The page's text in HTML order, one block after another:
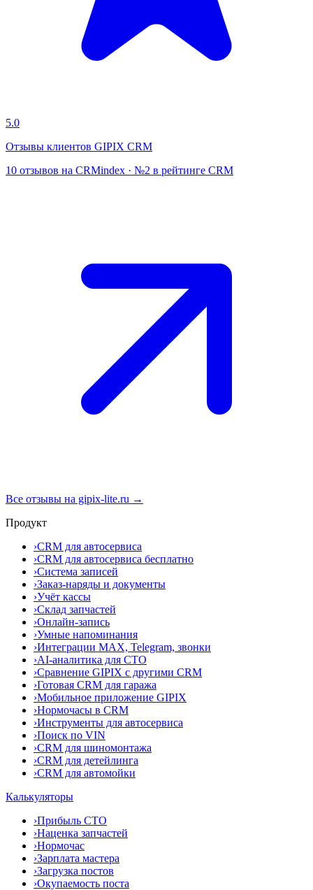
5.0
Отзывы клиентов GIPIX CRM
10 отзывов на CRMindex · №2 в рейтинге CRM
Все отзывы на gipix-lite.ru →
Продукт
›CRM для автосервиса
›CRM для автосервиса бесплатно
›Система записей
›Заказ-наряды и документы
›Учёт кассы
›Склад запчастей
›Онлайн-запись
›Умные напоминания
›Интеграции MAX, Telegram, звонки
›AI-аналитика для СТО
›Сравнение GIPIX с другими CRM
›Готовая CRM для гаража
›Мобильное приложение GIPIX
›Нормочасы в CRM
›Инструменты для автосервиса
›Поиск по VIN
›CRM для шиномонтажа
›CRM для детейлинга
›CRM для автомойки
Калькуляторы
›Прибыль СТО
›Наценка запчастей
›Нормочас
›Зарплата мастера
›Загрузка постов
›Окупаемость поста